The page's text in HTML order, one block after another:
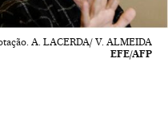
A. LACERDA/ V. ALMEIDA
EFE/AFP